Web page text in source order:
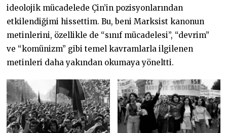
ideolojik mücadelede Çin’in pozisyonlarından
etkilendiğimi hissettim. Bu, beni Marksist kanonun
metinlerini, özellikle de “sınıf mücadelesi”, “devrim”
ve “komünizm” gibi temel kavramlarla ilgilenen
metinleri daha yakından okumaya yöneltti.